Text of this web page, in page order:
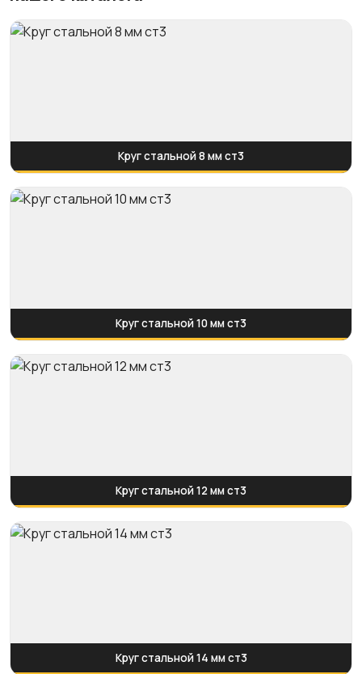
Круг стальной 8 мм ст3
Круг стальной 10 мм ст3
Круг стальной 12 мм ст3
Круг стальной 14 мм ст3